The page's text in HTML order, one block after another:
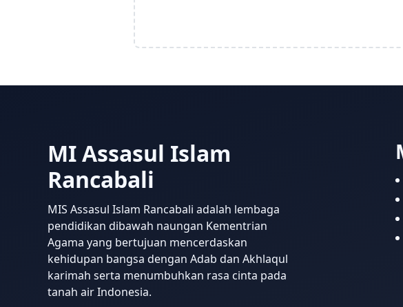
MI Assasul Islam
Rancabali
MIS Assasul Islam Rancabali adalah lembaga
pendidikan dibawah naungan Kementrian
Agama yang bertujuan mencerdaskan
kehidupan bangsa dengan Adab dan Akhlaqul
karimah serta menumbuhkan rasa cinta pada
tanah air Indonesia.